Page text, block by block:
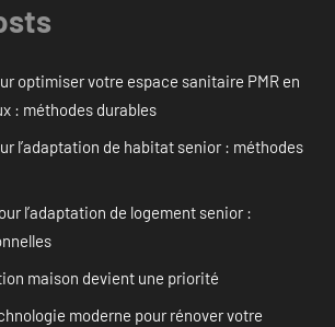
optimiser votre espace sanitaire PMR en
: méthodes durables
l’adaptation de habitat senior : méthodes
l’adaptation de logement senior :
maison devient une priorité
moderne pour rénover votre